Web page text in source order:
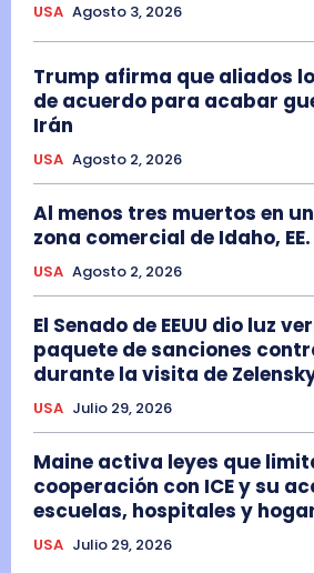
USA Agosto 3, 2026
Trump afirma que aliados
de acuerdo para acabar
Irán
USA Agosto 2, 2026
Al menos tres muertos en
zona comercial de Idaho, EE.
USA Agosto 2, 2026
El Senado de EEUU dio luz
paquete de sanciones
durante la visita de
USA Julio 29, 2026
Maine activa leyes que
cooperación con ICE y su
escuelas, hospitales y
USA Julio 29, 2026